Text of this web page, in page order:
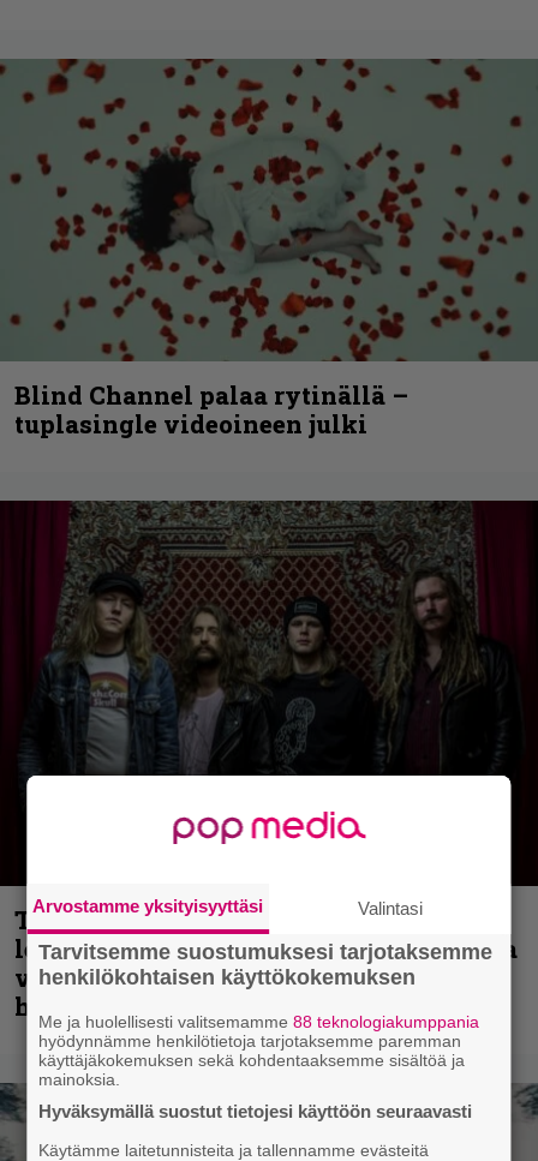
Blind Channel palaa rytinällä –
tuplasingle videoineen julki
Thrash ’n’ roll -yhtye Madred ryydittää
levyjulkaisua keikkareissulla kuvatulla
videolla – ”Oltiin pakussa kusihädässä
helvetin väsyneenä…”
Arvostamme yksityisyyttäsi Valintasi
Tarvitsemme suostumuksesi tarjotaksemme
henkilökohtaisen käyttökokemuksen
Me ja huolellisesti valitsemamme88 teknologiakumppania
hyödynnämme henkilötietoja tarjotaksemme paremman
käyttäjäkokemuksen sekä kohdentaaksemme sisältöä ja
mainoksia.
Hyväksymällä suostut tietojesi käyttöön seuraavasti
Käytämme laitetunnisteita ja tallennamme evästeitä